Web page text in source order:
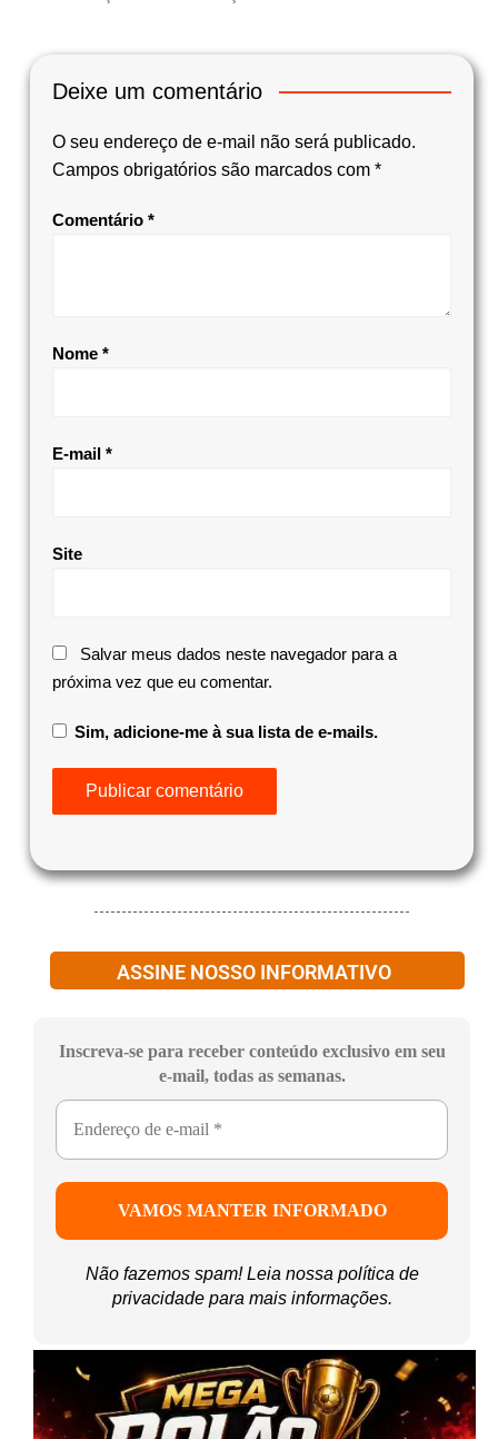
Deixe um comentário
O seu endereço de e-mail não será publicado.
Campos obrigatórios são marcados com *
Comentário *
Nome *
E-mail *
Site
Salvar meus dados neste navegador para a
próxima vez que eu comentar.
Sim, adicione-me à sua lista de e-mails.
ASSINE NOSSO INFORMATIVO
Inscreva-se para receber conteúdo exclusivo em seu
e-mail, todas as semanas.
Não fazemos spam! Leia nossa política de
privacidadepara mais informações.